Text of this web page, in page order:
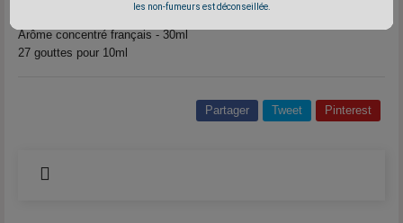
les non-fumeurs est déconseillée.
Arôme concentré français - 30ml
27 gouttes pour 10ml
Partager Tweet Pinterest